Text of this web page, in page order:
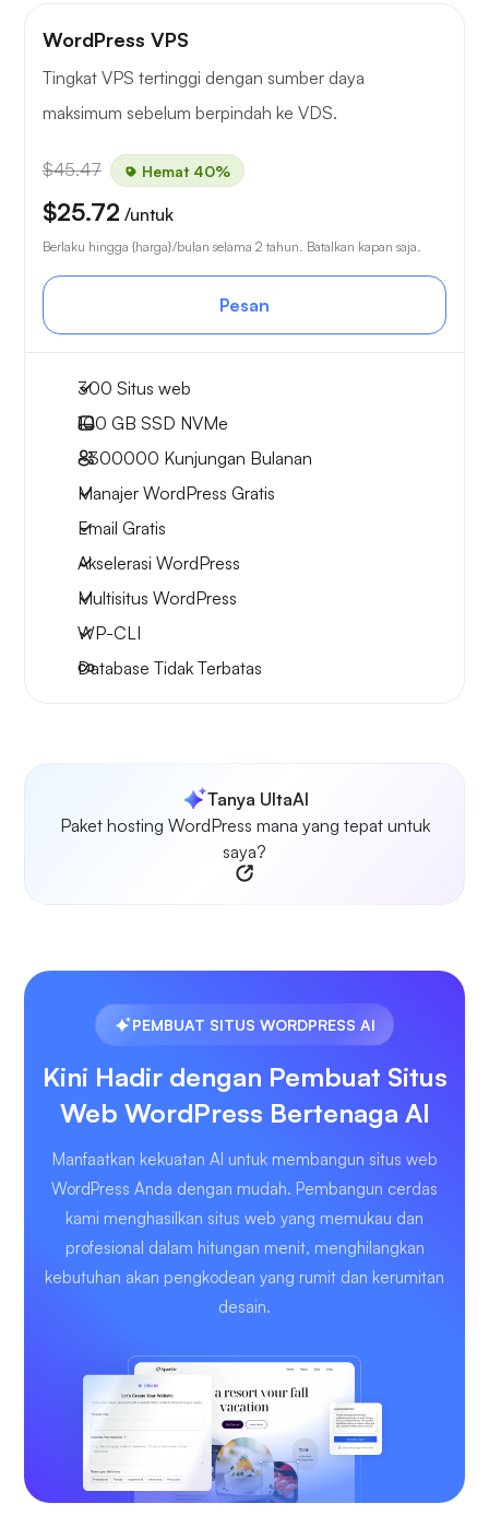
WordPress VPS
Tingkat VPS tertinggi dengan sumber daya
maksimum sebelum berpindah ke VDS.
$45.47 Hemat 40%
$25.72 /untuk
Berlaku hingga {harga}/bulan selama 2 tahun. Batalkan kapan saja.
Pesan
300 Situs web
100 GB SSD NVMe
~300000 Kunjungan Bulanan
Manajer WordPress Gratis
Email Gratis
Akselerasi WordPress
Multisitus WordPress
WP-CLI
Database Tidak Terbatas
Tanya UltaAI
Paket hosting WordPress mana yang tepat untuk
saya?
PEMBUAT SITUS WORDPRESS AI
Kini Hadir dengan Pembuat Situs
Web WordPress Bertenaga AI
Manfaatkan kekuatan AI untuk membangun situs web
WordPress Anda dengan mudah. Pembangun cerdas
kami menghasilkan situs web yang memukau dan
profesional dalam hitungan menit, menghilangkan
kebutuhan akan pengkodean yang rumit dan kerumitan
desain.